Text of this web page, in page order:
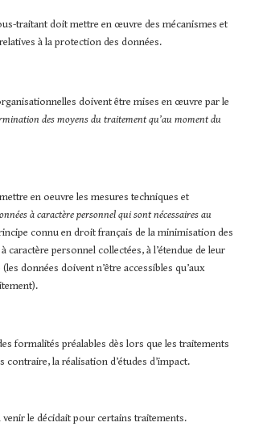
traitant doit mettre en œuvre des mécanismes et
à la protection des données.
doivent être mises en œuvre par le
des moyens du traitement qu’au moment du
en oeuvre les mesures techniques et
à caractère personnel qui sont nécessaires au
connu en droit français de la minimisation des
caractère personnel collectées, à l’étendue de leur
données doivent n’être accessibles qu’aux
formalités préalables dès lors que les traitements
la réalisation d’études d’impact.
le décidait pour certains traitements.